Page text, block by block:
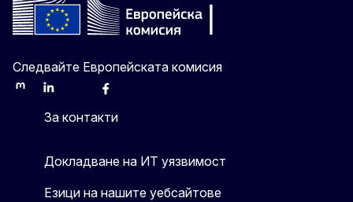
Следвайте Европейската комисия
MastodonLinkedInBlueskyFacebook
За контакти
Докладване на ИТ уязвимост
Езици на нашите уебсайтове